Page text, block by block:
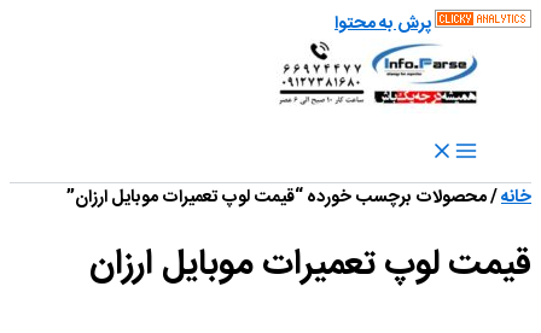
پرش به محتوا
خانه/ محصولات برچسب خورده “قیمت لوپ تعمیرات موبایل ارزان”
قیمت لوپ تعمیرات موبایل ارزان